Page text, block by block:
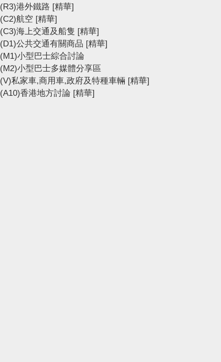
(R3)港外鐵路 [精華]
(C2)航空 [精華]
(C3)海上交通及船隻 [精華]
(D1)公共交通有關商品 [精華]
(M1)小型巴士綜合討論
(M2)小型巴士多媒體分享區
(V)私家車,商用車,政府及特種車輛 [精華]
(A10)香港地方討論 [精華]